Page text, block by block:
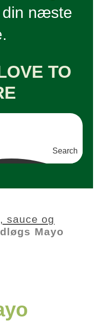
din næste
TO
Search
sauce og
Mayo